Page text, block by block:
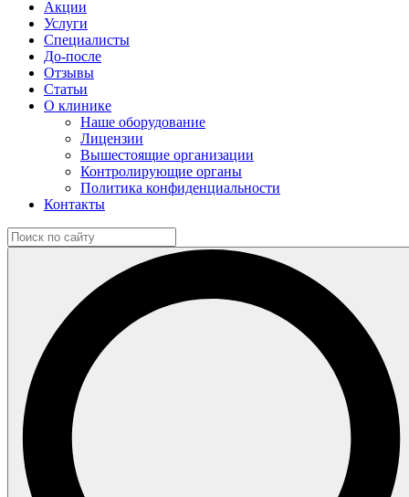
Акции
Услуги
Специалисты
До-после
Отзывы
Статьи
О клинике
Наше оборудование
Лицензии
Вышестоящие организации
Контролирующие органы
Политика конфиденциальности
Контакты